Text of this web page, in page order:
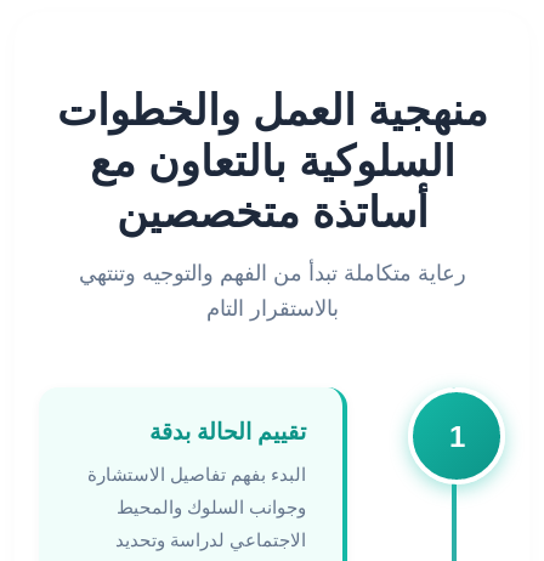
منهجية العمل والخطوات
السلوكية بالتعاون مع
أساتذة متخصصين
رعاية متكاملة تبدأ من الفهم والتوجيه وتنتهي
بالاستقرار التام
1 تقييم الحالة بدقة
البدء بفهم تفاصيل الاستشارة
وجوانب السلوك والمحيط
الاجتماعي لدراسة وتحديد